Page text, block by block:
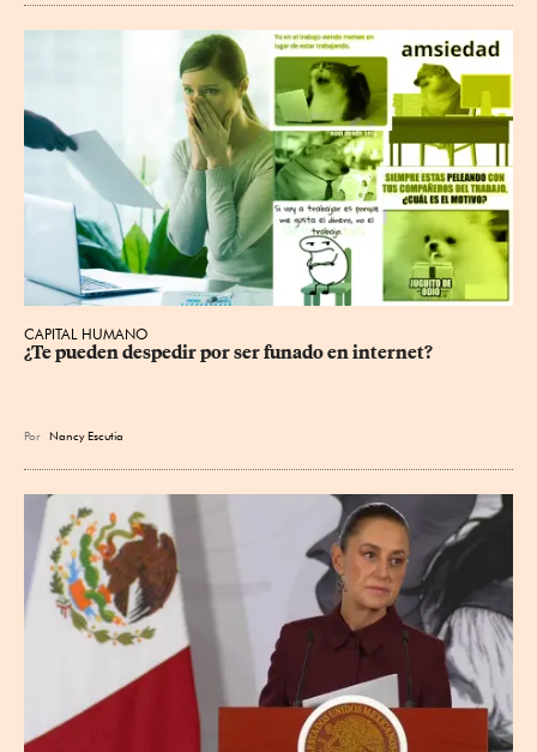
CAPITAL HUMANO
¿Te pueden despedir por ser funado en internet?
Por Nancy Escutia